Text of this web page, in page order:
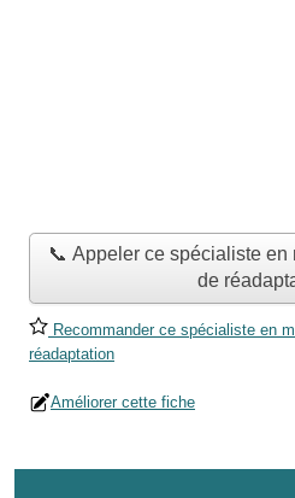
📞 Appeler ce spécialiste
de
Recommander ce spécialiste en
réadaptation
Améliorer cette fiche